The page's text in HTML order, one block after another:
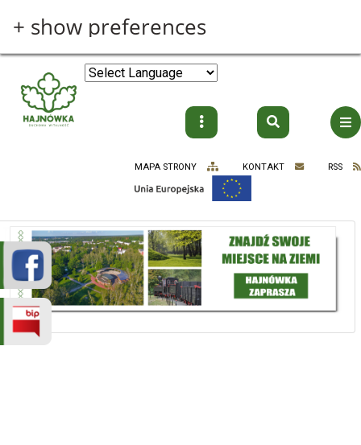
+ show preferences
MAPA STRONY KONTAKT RSS